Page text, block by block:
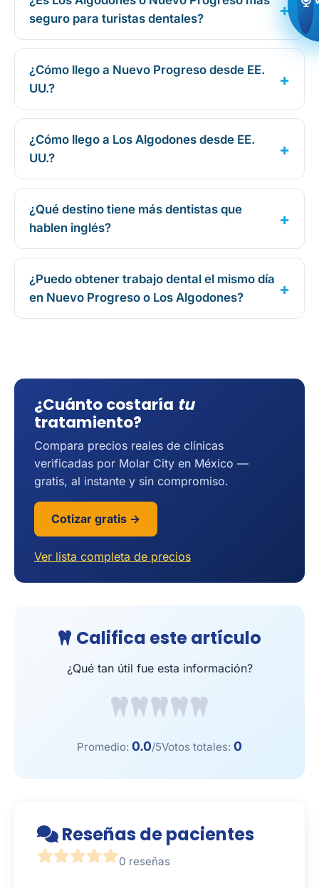
seguro para turistas dentales?
¿Cómo llego a Nuevo Progreso desde EE.
UU.?
¿Cómo llego a Los Algodones desde EE.
UU.?
¿Qué destino tiene más dentistas que
hablen inglés?
¿Puedo obtener trabajo dental el mismo día
en Nuevo Progreso o Los Algodones?
¿Cuánto costaría tu
tratamiento?
Compara precios reales de clínicas
verificadas por Molar City en México —
gratis, al instante y sin compromiso.
Cotizar gratis →
Ver lista completa de precios
Califica este artículo
¿Qué tan útil fue esta información?
Promedio: 0.0/5Votos totales: 0
Reseñas de pacientes
0 reseñas